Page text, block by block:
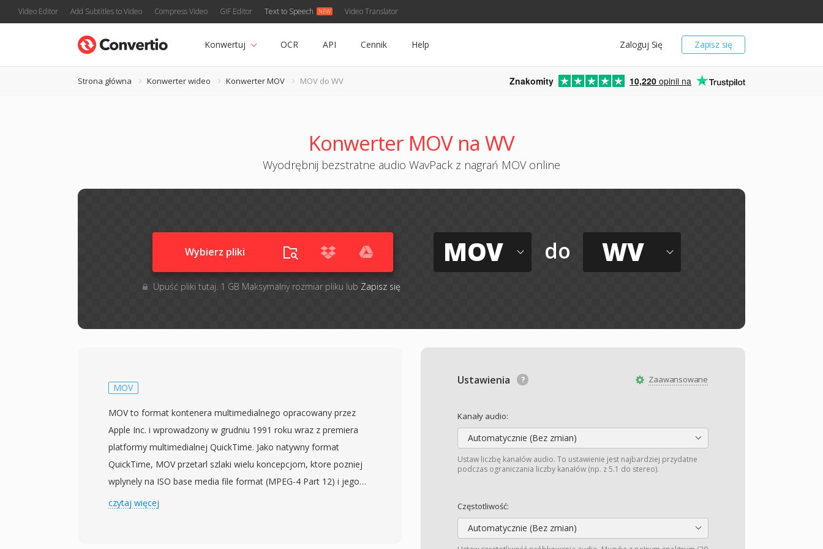
Video Editor Add Subtitles to Video Compress Video GIF Editor Text to Speech Video Translator
Zapisz się
Zaloguj Się
Konwertuj OCR API Cennik Help
Strona główna Konwerter wideo Konwerter MOV MOV do WV Znakomity 10,220 opinii na
Konwerter MOV na WV
Wyodrębnij bezstratne audio WavPack z nagrań MOV online
Wybierz pliki
Upuść pliki tutaj. 1 GB Maksymalny rozmiar pliku lub Zapisz się
MOV do WV
Zaawansowane
Ustawienia
Kanały audio:
Automatycznie (Bez zmian)
Ustaw liczbę kanałów audio. To ustawienie jest najbardziej przydatne
podczas ograniczania liczby kanałów (np. z 5.1 do stereo).
Częstotliwość:
Automatycznie (Bez zmian)
MOV
MOV to format kontenera multimedialnego opracowany przez
Apple Inc. i wprowadzony w grudniu 1991 roku wraz z premiera
platformy multimedialnej QuickTime. Jako natywny format
QuickTime, MOV przetarl szlaki wielu koncepcjom, ktore pozniej
wplynely na ISO base media file format (MPEG-4 Part 12) i jego
pochodne, w tym MP4. Kontener wykorzystuje hierarchiczna
czytaj więcej